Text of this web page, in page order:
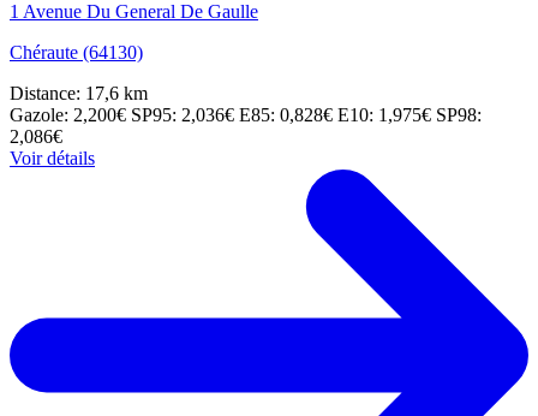
1 Avenue Du General De Gaulle
Chéraute (64130)
Distance: 17,6 km
Gazole: 2,200€ SP95: 2,036€ E85: 0,828€ E10: 1,975€ SP98:
2,086€
Voir détails